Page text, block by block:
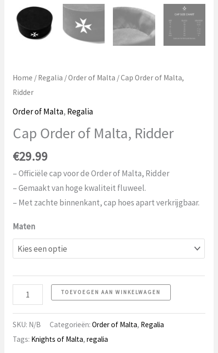
Home / Regalia /Order of Malta / Cap Order of Malta,
Ridder
Order of Malta, Regalia
Cap Order of Malta, Ridder
€29.99
– Officiële cap voor de Order of Malta, Ridder
– Gemaakt van hoge kwaliteit fluweel.
– Met zachte binnenkant, cap hoes apart verkrijgbaar.
Maten
Order
of
Malta,
TOEVOEGEN AAN WINKELWAGEN
SKU: N/B Categorieën:Order of Malta, Regalia
Tags: Knights of Malta,regalia